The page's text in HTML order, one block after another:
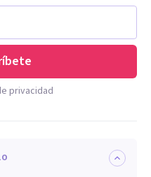
privacidad